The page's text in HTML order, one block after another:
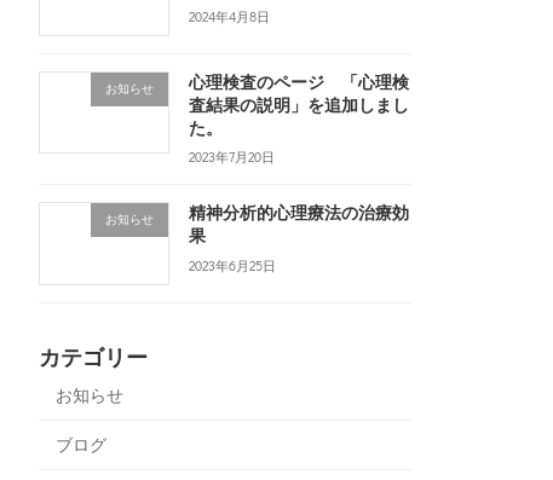
2024年4月8日
お知らせ
心理検査のページ 「心理検
査結果の説明」を追加しまし
た。
2023年7月20日
お知らせ
精神分析的心理療法の治療効
果
2023年6月25日
カテゴリー
お知らせ
ブログ